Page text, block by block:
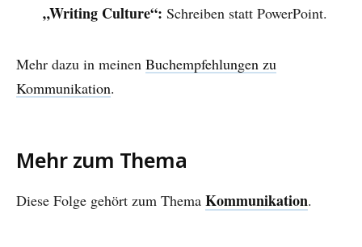
„Writing Culture“: Schreiben statt PowerPoint.
Mehr dazu in meinen Buchempfehlungen zu
Kommunikation.
Mehr zum Thema
Diese Folge gehört zum Thema Kommunikation.